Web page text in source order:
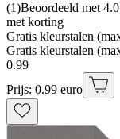
(1)Beoordeeld met
met korting
Gratis kleurstalen
Gratis kleurstalen
0.99
Prijs: 0.99 euro